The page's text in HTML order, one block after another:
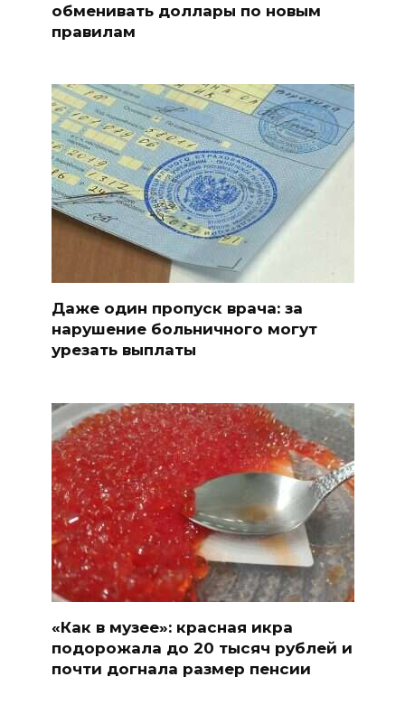
обменивать доллары по новым
правилам
Даже один пропуск врача: за
нарушение больничного могут
урезать выплаты
«Как в музее»: красная икра
подорожала до 20 тысяч рублей и
почти догнала размер пенсии